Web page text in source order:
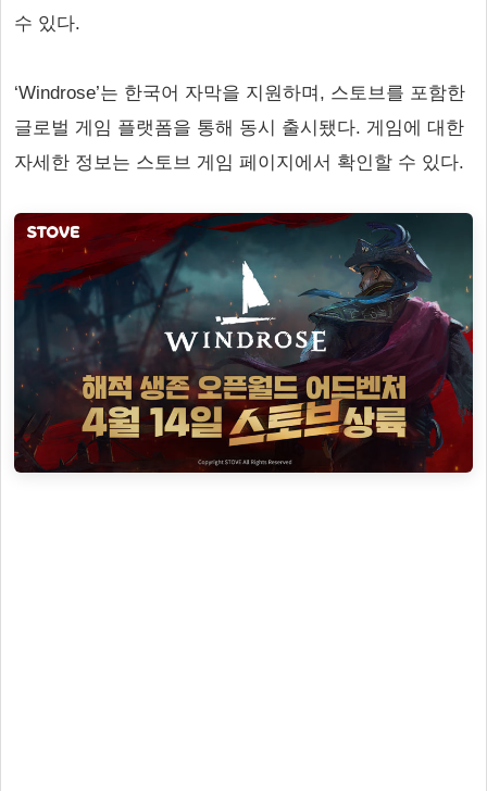
수 있다.
‘Windrose’는 한국어 자막을 지원하며, 스토브를 포함한
글로벌 게임 플랫폼을 통해 동시 출시됐다. 게임에 대한
자세한 정보는 스토브 게임 페이지에서 확인할 수 있다.